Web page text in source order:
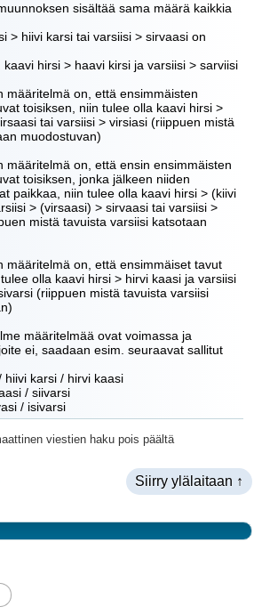
sisältää sama määrä kaikkia
> hiivi karsi tai varsiisi > sirvaasi on
hirsi > haavi kirsi ja varsiisi > sarviisi
määritelmä on, että ensimmäisten
toisiksen, niin tulee olla kaavi hirsi >
tai varsiisi > virsiasi (riippuen mistä
muodostuvan)
määritelmä on, että ensin ensimmäisten
toisiksen, jonka jälkeen niiden
paikkaa, niin tulee olla kaavi hirsi > (kiivi
> (virsaasi) > sirvaasi tai varsiisi >
mistä tavuista varsiisi katsotaan
määritelmä on, että ensimmäiset tavut
olla kaavi hirsi > hirvi kaasi ja varsiisi
(riippuen mistä tavuista varsiisi
määritelmää ovat voimassa ja
ei, saadaan esim. seuraavat sallitut
hiivi karsi / hirvi kaasi
/ siivarsi
/ isivarsi
viestien haku pois päältä
Siirry ylälaitaan ↑